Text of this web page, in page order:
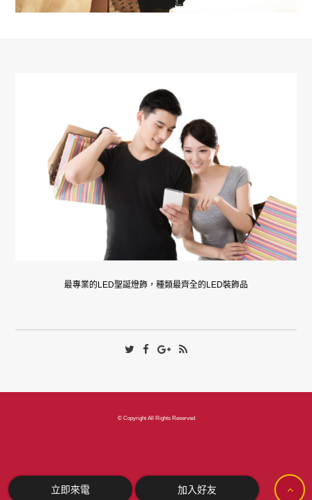
最專業的LED聖誕燈飾，種類最齊全的LED裝飾品
© Copyright All Rights Reserved
立即來電 加入好友